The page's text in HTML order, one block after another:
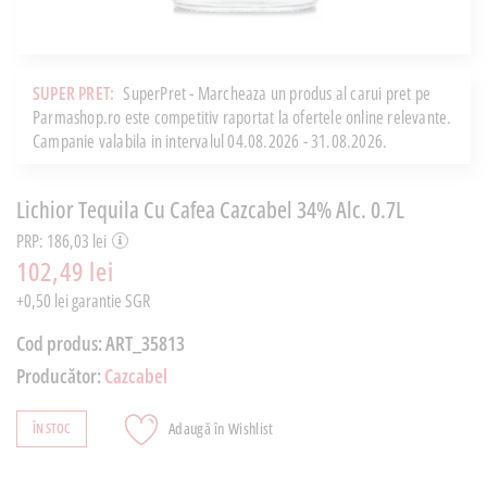
SUPER PRET: SuperPret - Marcheaza un produs al carui pret pe
Parmashop.ro este competitiv raportat la ofertele online relevante.
Campanie valabila in intervalul 04.08.2026 - 31.08.2026.
Lichior Tequila Cu Cafea Cazcabel 34% Alc. 0.7L
PRP: 186,03 lei
102,49 lei
+0,50 lei garantie SGR
Cod produs:ART_35813
Producător: Cazcabel
ÎN STOC Adaugă în Wishlist